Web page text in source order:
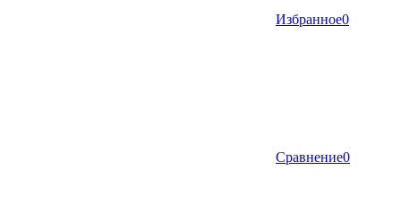
Избранное0
Сравнение0